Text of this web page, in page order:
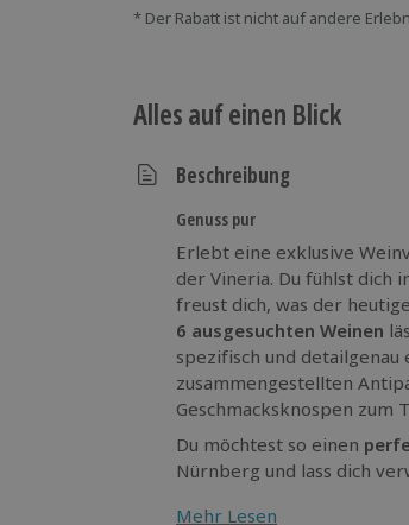
* Der Rabatt ist nicht auf andere
Alles auf einen Blick
Beschreibung
Genuss pur
Erlebt eine exklusive
der Vineria. Du fühlst dich
freust dich, was der
6 ausgesuchten Weinen
spezifisch und
zusammengestellten
Geschmacksknospen zum
Du möchtest so einen
Nürnberg und lass dich
Mehr Lesen